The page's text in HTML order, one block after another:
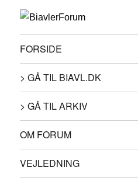
FORSIDE
> GÅ TIL BIAVL.DK
> GÅ TIL ARKIV
OM FORUM
VEJLEDNING